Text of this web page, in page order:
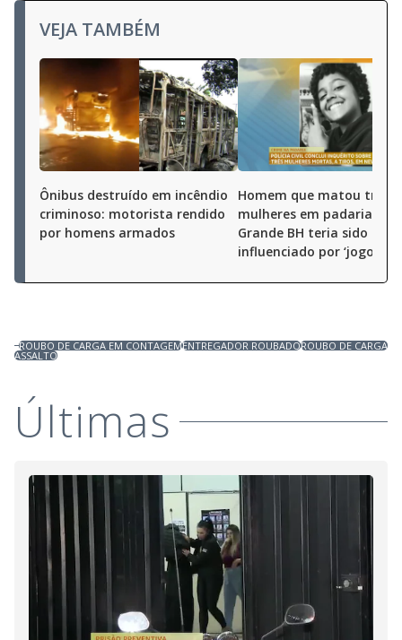
VEJA TAMBÉM
Ônibus destruído em incêndio
criminoso: motorista rendido
por homens armados
Homem que matou três
mulheres em padaria da
Grande BH teria sido
influenciado por ‘jogos de
ROUBO DE CARGA EM CONTAGEMENTREGADOR ROUBADOROUBO DE CARGA
ASSALTO
Últimas